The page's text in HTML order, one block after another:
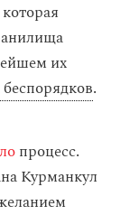
их
.
процесс.
Курманкул